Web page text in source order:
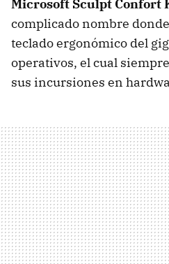
Microsoft Sculpt Confort
complicado nombre
teclado ergonómico del
operativos, el cual
sus incursiones en